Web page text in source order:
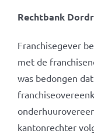
Rechtbank
Franchisegever
met de
was bedongen
kantonrechter